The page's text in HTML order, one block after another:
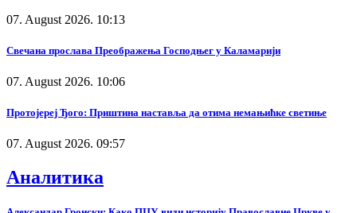
07. August 2026. 10:13
Свечана прослава Преображења Господњег у Каламарији
07. August 2026. 10:06
Протојереј Ђого: Приштина наставља да отима немањићке светиње
07. August 2026. 09:57
Аналитика